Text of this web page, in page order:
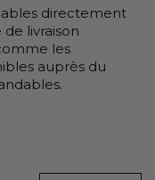
directement
livraison
les
auprès du